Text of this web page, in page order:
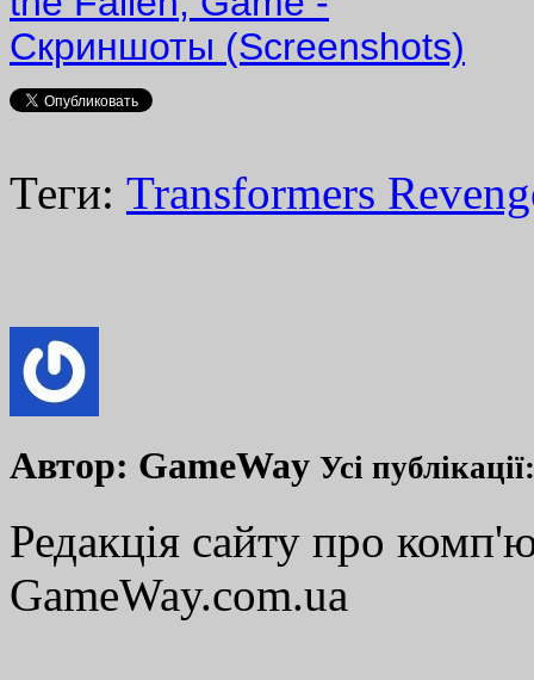
Теги: Transformers
Автор: GameWay Усі
Редакція сайту про
GameWay.com.ua